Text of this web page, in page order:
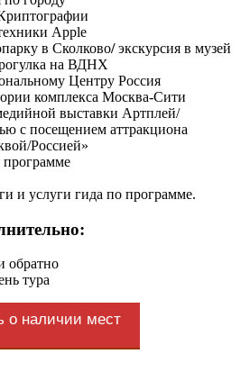
Apple
в Сколково/экскурсия в музей
на ВДНХ
Центру Россия
комплекса Москва-Сити
выставки Артплей/
с посещением аттракциона
Россией»
и услуги гида по программе.
обратно
тура
о наличии мест